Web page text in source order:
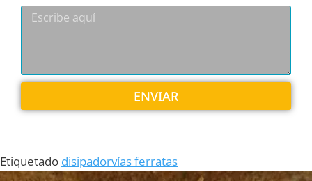
ENVIAR
Etiquetado disipadorvías ferratas